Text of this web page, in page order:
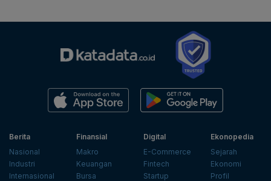
Berita
Nasional
Industri
Internasional
Finansial
Makro
Keuangan
Bursa
Digital
E-Commerce
Fintech
Startup
Ekonopedia
Sejarah
Ekonomi
Profil